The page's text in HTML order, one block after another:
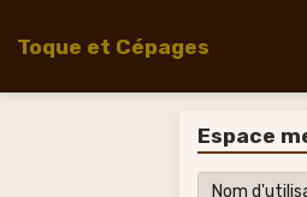
Toque et Cépages
Espace